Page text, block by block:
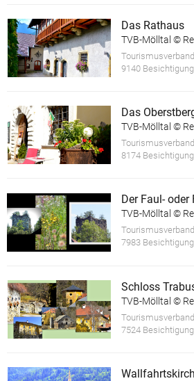
Das Rathaus
TVB-Mölltal ©
9140
Das
TVB-Mölltal ©
8174
Der Faul- oder
TVB-Mölltal ©
7983
Schloss
TVB-Mölltal ©
7524